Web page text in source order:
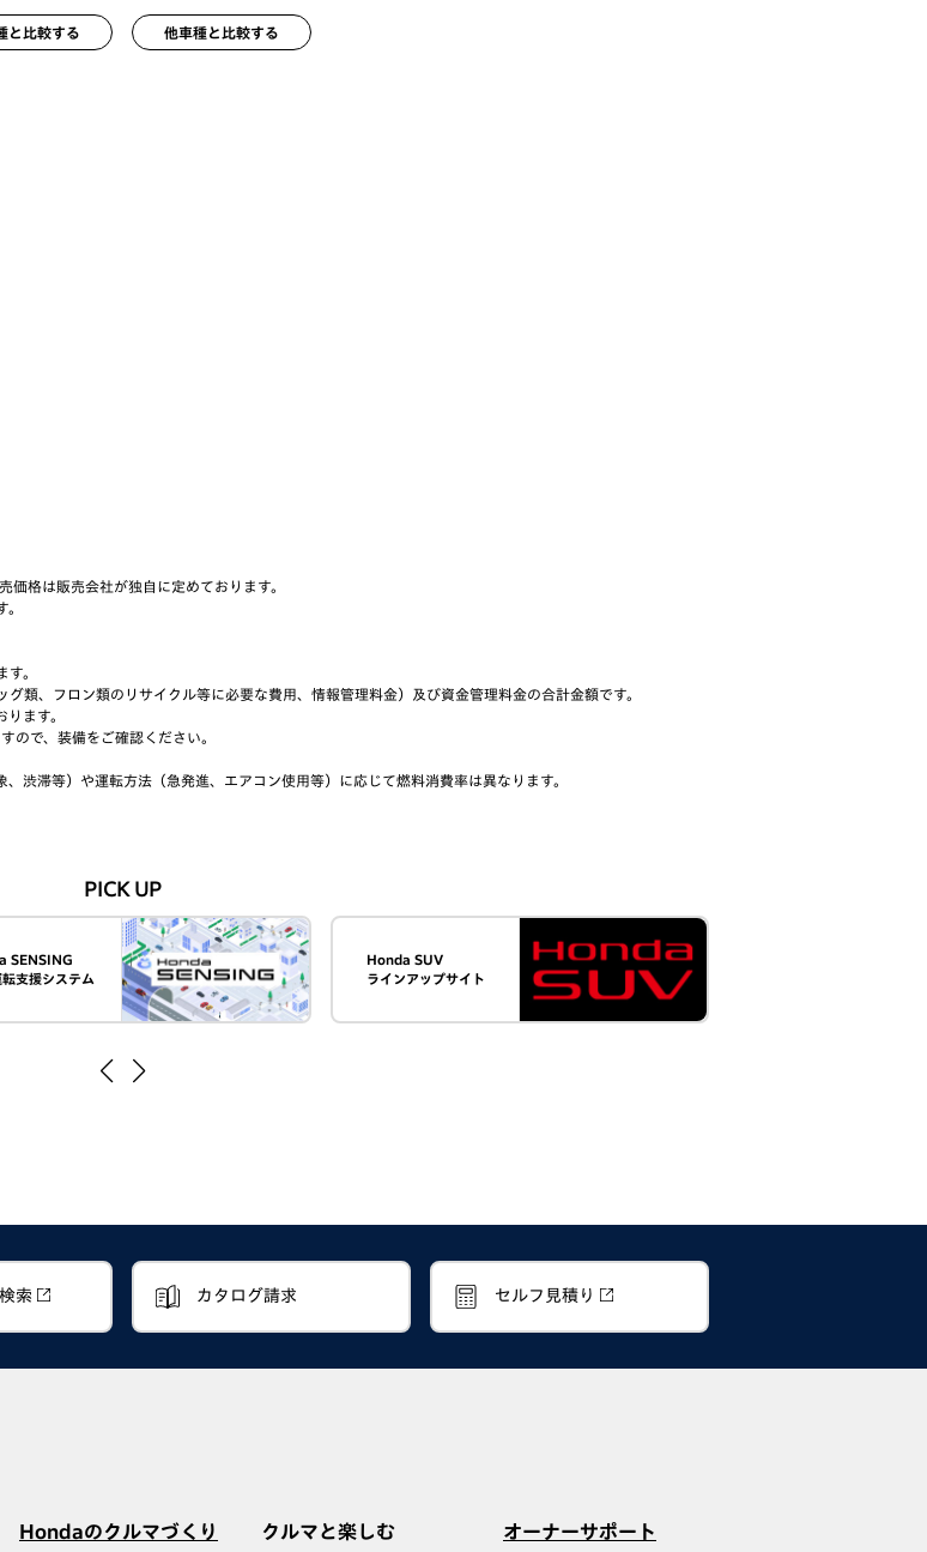
と比較する 他車種と比較する
格は販売会社が独自に定めております。
。
類、フロン類のリサイクル等に必要な費用、情報管理料金）及び資金管理料金の合計金額です。
ます。
ので、装備をご確認ください。
渋滞等）や運転方法（急発進、エアコン使用等）に応じて燃料消費率は異なります。
PICK UP
SENSING
支援システム
Honda SUV
ラインアップサイト
索 カタログ請求 セルフ見積り
Hondaのクルマづくり クルマと楽しむ オーナーサポート